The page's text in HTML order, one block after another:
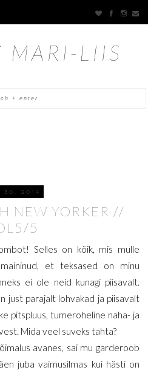
MARI-LIIS
30, 2014
NEW YORKER //
5
Selles on kõik, mis mulle
et teksased on minu
ei ole neid kunagi piisavalt.
just parajalt lohvakad ja piisavalt
pitspluus, tumeroheline naha- ja
Mida veel suveks tahta?
avanes, sai mu garderoob
juba vaimusilmas kui hästi on